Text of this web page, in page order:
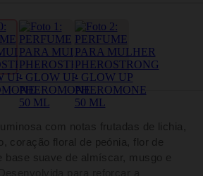
com notas frutadas de lichia,
coração floral de peónia, flor de
base suave de almíscar, musgo e